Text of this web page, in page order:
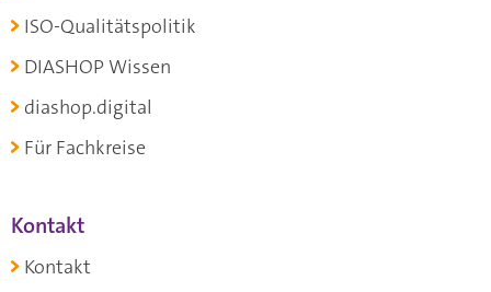
ISO-Qualitätspolitik
DIASHOP Wissen
diashop.digital
Für Fachkreise
Kontakt
Kontakt